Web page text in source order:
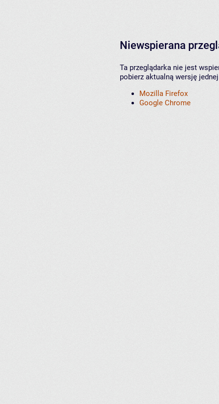
Niewspierana
Ta przeglądarka nie jest
pobierz aktualną wersję
Mozilla Firefox
Google Chrome